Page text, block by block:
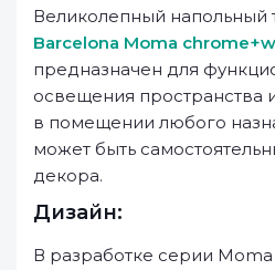
Великолепный напольный
Barcelona Moma
предназначен для
освещения пространства
в помещении любого
может быть
декора.
Дизайн:
В разработке серии